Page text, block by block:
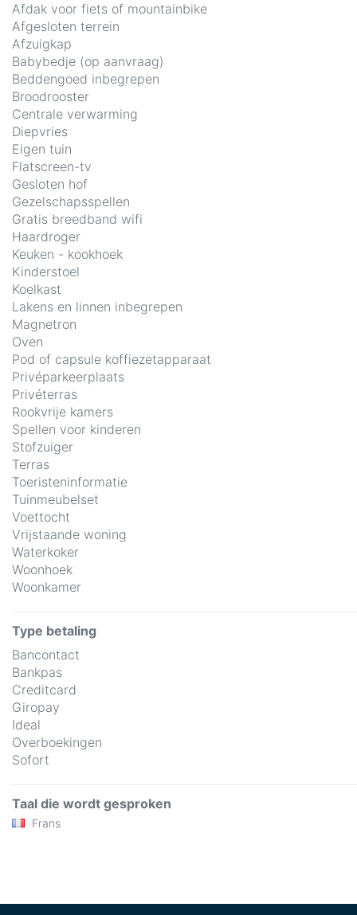
Afdak voor fiets of mountainbike
Afgesloten terrein
Afzuigkap
Babybedje (op aanvraag)
Beddengoed inbegrepen
Broodrooster
Centrale verwarming
Diepvries
Eigen tuin
Flatscreen-tv
Gesloten hof
Gezelschapsspellen
Gratis breedband wifi
Haardroger
Keuken - kookhoek
Kinderstoel
Koelkast
Lakens en linnen inbegrepen
Magnetron
Oven
Pod of capsule koffiezetapparaat
Privéparkeerplaats
Privéterras
Rookvrije kamers
Spellen voor kinderen
Stofzuiger
Terras
Toeristeninformatie
Tuinmeubelset
Voettocht
Vrijstaande woning
Waterkoker
Woonhoek
Woonkamer
Type betaling
Bancontact
Bankpas
Creditcard
Giropay
Ideal
Overboekingen
Sofort
Taal die wordt gesproken
Frans